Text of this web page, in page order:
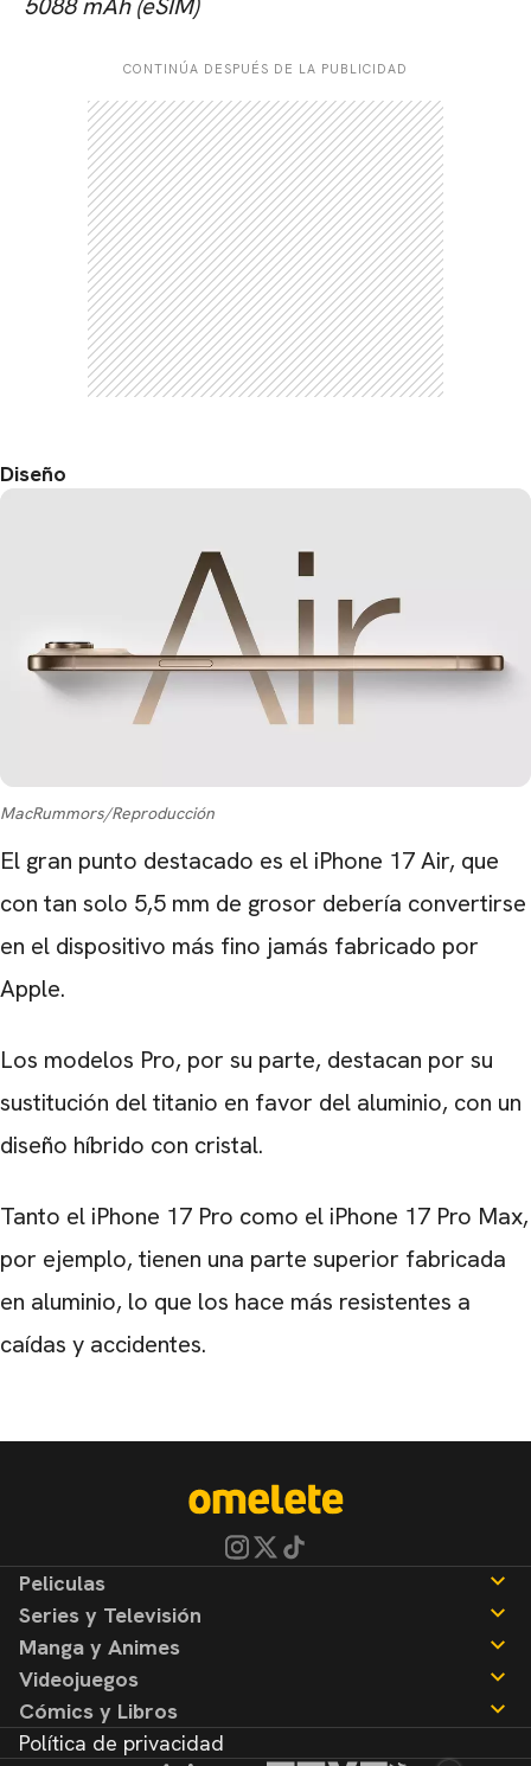
5088 mAh (eSIM)
CONTINÚA DESPUÉS DE LA PUBLICIDAD
Diseño
MacRummors/Reproducción
El gran punto destacado es el iPhone 17 Air, que
con tan solo 5,5 mm de grosor debería convertirse
en el dispositivo más fino jamás fabricado por
Apple.
Los modelos Pro, por su parte, destacan por su
sustitución del titanio en favor del aluminio, con un
diseño híbrido con cristal.
Tanto el iPhone 17 Pro como el iPhone 17 Pro Max,
por ejemplo, tienen una parte superior fabricada
en aluminio, lo que los hace más resistentes a
caídas y accidentes.
Peliculas
Reseñas
Series y Televisión
Noticias
Reseñas
Manga y Animes
Noticias
Reseñas
Videojuegos
Noticias
Reseñas
Cómics y Libros
Noticias
Política de privacidad